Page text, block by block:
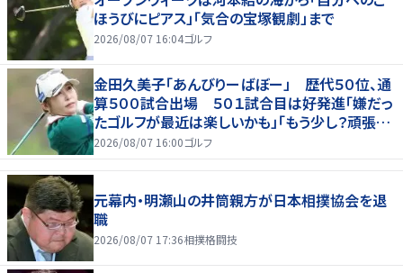
ほうびにピアス」「気合の宝塚観劇」まで
2026/08/07 16:04ゴルフ
金田久美子「あんびりーばぼー」 歴代５０位、通
算５００試合出場 ５０１試合目は好発進「嫌だっ
たゴルフが最近は楽しいかも」「もう少し？頑張り
たいな」
2026/08/07 16:00ゴルフ
元幕内・明瀬山の井筒親方が日本相撲協会を退
職
2026/08/07 17:36相撲格闘技